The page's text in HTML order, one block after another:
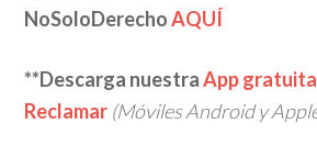
NoSoloDerechoAQUÍ
**Descarga nuestraApp
Reclamar (Móviles Android y